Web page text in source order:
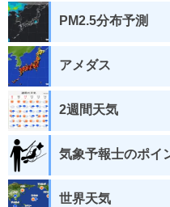
PM2.5分布予測
アメダス
2週間天気
気象予報士のポイ
世界天気